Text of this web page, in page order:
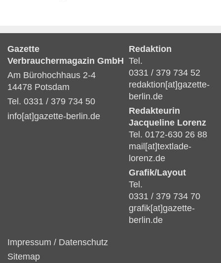
Gazette
Verbrauchermagazin GmbH
Am Bürohochhaus 2-4
14478 Potsdam
Tel. 0331 / 379 734 50
info[at]gazette-berlin.de
Redaktion
Tel.
0331 / 379 734 52
redaktion[at]gazette-
berlin.de
Redakteurin
Jacqueline Lorenz
Tel. 0172-630 26 88
mail[at]textlade-
lorenz.de
Grafik/Layout
Tel.
0331 / 379 734 70
grafik[at]gazette-
berlin.de
Impressum / Datenschutz
Sitemap